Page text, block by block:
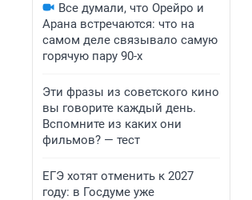
Все думали, что Орейро и
Арана встречаются: что на
самом деле связывало самую
горячую пару 90-х
Эти фразы из советского кино
вы говорите каждый день.
Вспомните из каких они
фильмов? — тест
ЕГЭ хотят отменить к 2027
году: в Госдуме уже